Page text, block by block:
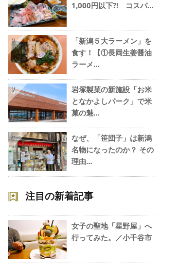
1,000円以下?! コスパ…
3
「新潟５大ラーメン」を
食す！【①長岡生姜醤油
ラーメ…
4
岩塚製菓の新施設「お米
となかよしパーク」で米
菓の魅…
5
なぜ、「笹団子」は新潟
名物になったのか？ その
理由…
注目の新着記事
女子の聖地「星野屋」へ
行ってみた。／小千谷市